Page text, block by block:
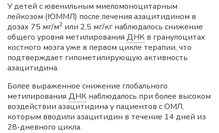
У детей с ювенильным миеломоноцитарным
лейкозом (ЮММЛ) после лечения азацитидином в
дозах 75 мг/м2 или 2,5 мг/кг наблюдалось снижение
общего уровня метилирования ДНК в гранулоцитах
костного мозга уже в первом цикле терапии, что
подтверждает гипометилирующую активность
азацитидина.
Более выраженное снижение глобального
метилирования ДНК наблюдалось при более высоком
воздействии азацитидина у пациентов с ОМЛ,
которым вводили азацитидин в течение 14 дней из
28-дневного цикла.